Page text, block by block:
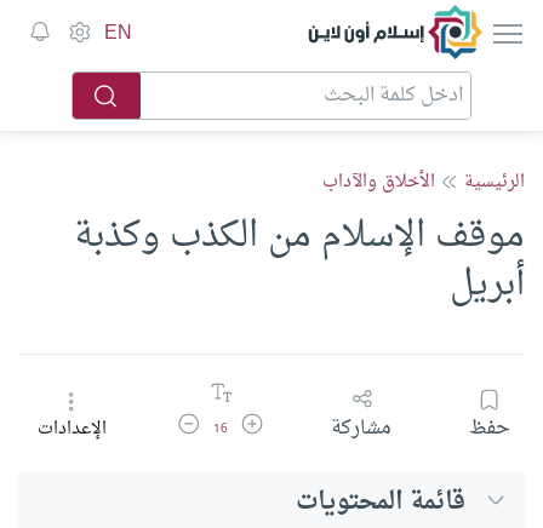
إسلام أون لاين EN
الرئيسية الأخلاق والآداب
موقف الإسلام من الكذب وكذبة
أبريل
حفظ مشاركة زيادة حجم الخط
16 تقليل حجم الخطالإعدادات
قائمة المحتويات